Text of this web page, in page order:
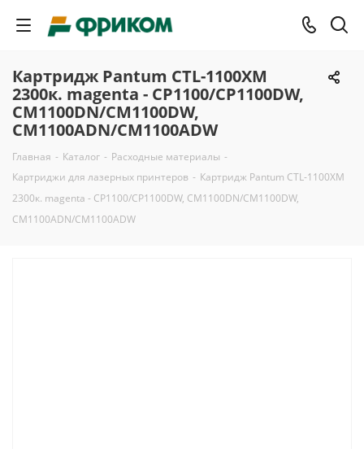
Картридж Pantum CTL-1100XM
2300к. magenta - CP1100/CP1100DW,
CM1100DN/CM1100DW,
CM1100ADN/CM1100ADW
Главная - Каталог - Расходные материалы -
Картриджи для лазерных принтеров - Картридж Pantum CTL-1100XM
2300к. magenta - CP1100/CP1100DW, CM1100DN/CM1100DW,
CM1100ADN/CM1100ADW